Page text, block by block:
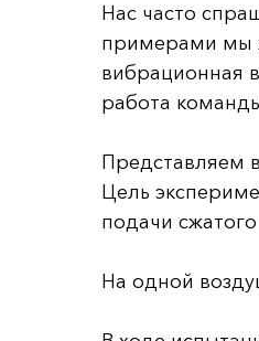
Нас часто
примерами мы
вибрационная
работа
Представляем
Цель
подачи сжатого
На одной